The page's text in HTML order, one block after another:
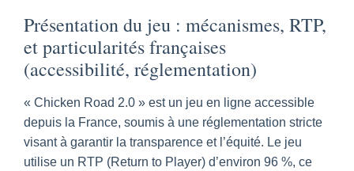
Présentation du jeu : mécanismes, RTP,
et particularités françaises
(accessibilité, réglementation)
« Chicken Road 2.0 » est un jeu en ligne accessible
depuis la France, soumis à une réglementation stricte
visant à garantir la transparence et l’équité. Le jeu
utilise un RTP (Return to Player) d’environ 96 %, ce